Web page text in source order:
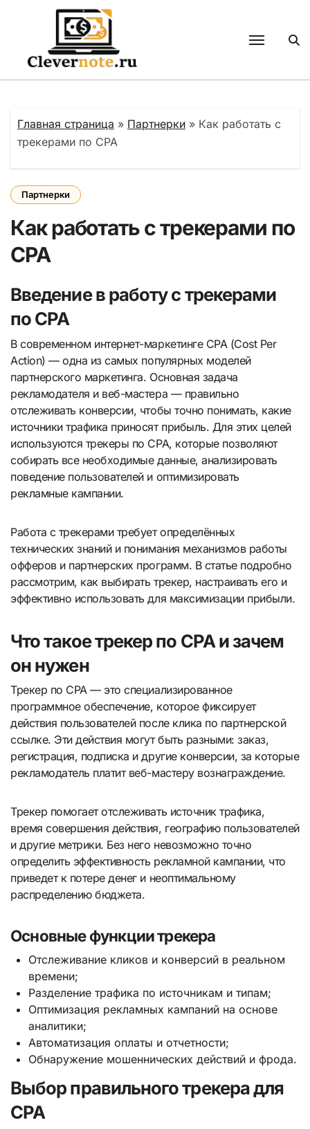
содержанию
Главная страница » Партнерки » Как работать с
трекерами по CPA
Партнерки
Как работать с трекерами по
CPA
Введение в работу с трекерами
по CPA
В современном интернет-маркетинге CPA (Cost Per
Action) — одна из самых популярных моделей
партнерского маркетинга. Основная задача
рекламодателя и веб-мастера — правильно
отслеживать конверсии, чтобы точно понимать, какие
источники трафика приносят прибыль. Для этих целей
используются трекеры по CPA, которые позволяют
собирать все необходимые данные, анализировать
поведение пользователей и оптимизировать
рекламные кампании.
Работа с трекерами требует определённых
технических знаний и понимания механизмов работы
офферов и партнерских программ. В статье подробно
рассмотрим, как выбирать трекер, настраивать его и
эффективно использовать для максимизации прибыли.
Что такое трекер по CPA и зачем
он нужен
Трекер по CPA — это специализированное
программное обеспечение, которое фиксирует
действия пользователей после клика по партнерской
ссылке. Эти действия могут быть разными: заказ,
регистрация, подписка и другие конверсии, за которые
рекламодатель платит веб-мастеру вознаграждение.
Трекер помогает отслеживать источник трафика,
время совершения действия, географию пользователей
и другие метрики. Без него невозможно точно
определить эффективность рекламной кампании, что
приведет к потере денег и неоптимальному
распределению бюджета.
Основные функции трекера
Отслеживание кликов и конверсий в реальном
времени;
Разделение трафика по источникам и типам;
Оптимизация рекламных кампаний на основе
аналитики;
Автоматизация оплаты и отчетности;
Обнаружение мошеннических действий и фрода.
Выбор правильного трекера для
CPA